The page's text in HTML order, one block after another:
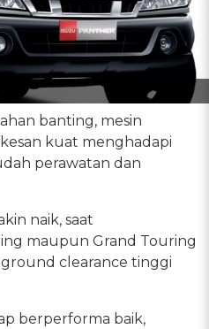
banting, mesin
kuat menghadapi
perawatan dan
naik, saat
maupun Grand Touring
clearance tinggi
berperforma baik,